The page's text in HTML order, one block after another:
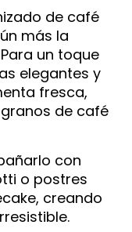
de café
más la
un toque
elegantes y
fresca,
de café
con
o postres
creando